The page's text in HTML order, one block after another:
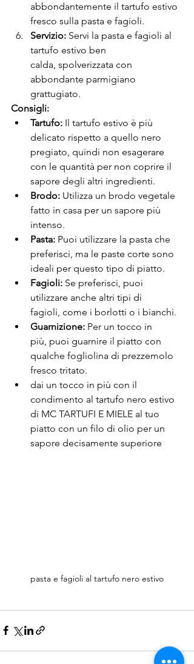
abbondantemente il tartufo estivo
fresco sulla pasta e fagioli.
Servizio: Servi la pasta e fagioli al
tartufo estivo ben
calda, spolverizzata con
abbondante parmigiano
grattugiato.
Consigli:
Tartufo: Il tartufo estivo è più
delicato rispetto a quello nero
pregiato, quindi non esagerare
con le quantità per non coprire il
sapore degli altri ingredienti.
Brodo: Utilizza un brodo vegetale
fatto in casa per un sapore più
intenso.
Pasta: Puoi utilizzare la pasta che
preferisci, ma le paste corte sono
ideali per questo tipo di piatto.
Fagioli: Se preferisci, puoi
utilizzare anche altri tipi di
fagioli, come i borlotti o i bianchi.
Guarnizione: Per un tocco in
più, puoi guarnire il piatto con
qualche fogliolina di prezzemolo
fresco tritato.
dai un tocco in più con il
condimento al tartufo nero estivo
di MC TARTUFI E MIELE al tuo
piatto con un filo di olio per un
sapore decisamente superiore
pasta e fagioli al tartufo nero estivo